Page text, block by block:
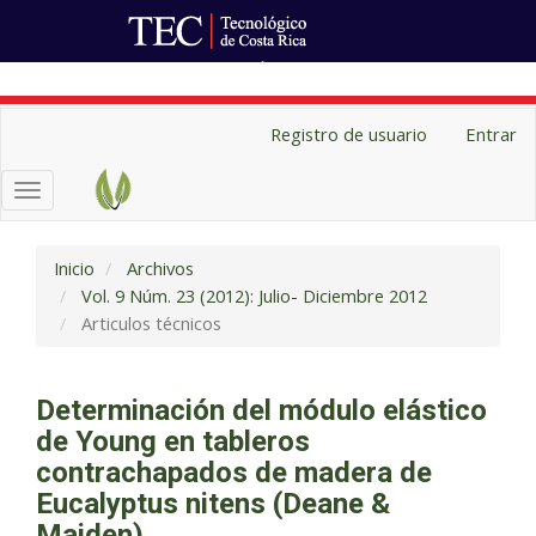
Contenido
principal
lateral
Registro de usuario Entrar
Toggle
navigation
Inicio
Archivos
Vol. 9 Núm. 23 (2012): Julio- Diciembre 2012
Articulos técnicos
Determinación del módulo elástico
de Young en tableros
contrachapados de madera de
Eucalyptus nitens (Deane &